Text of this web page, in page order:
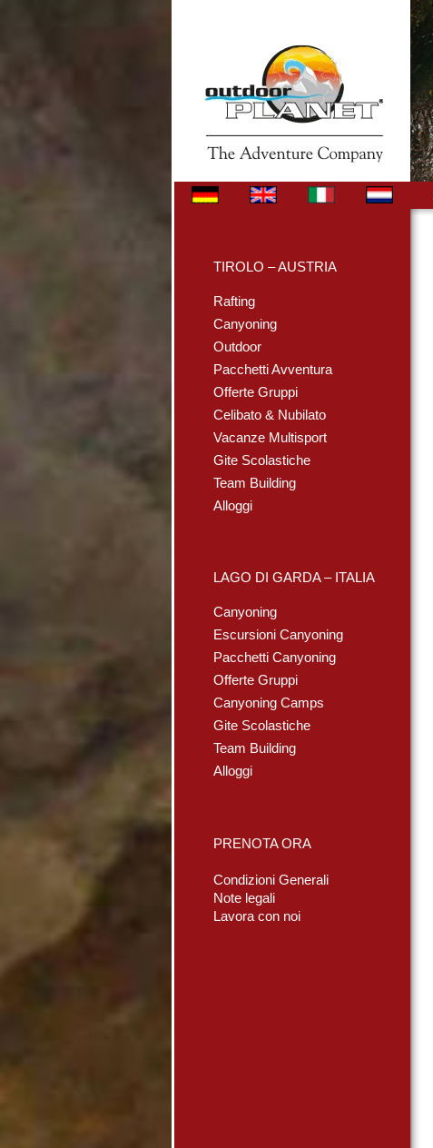
TIROLO – AUSTRIA
Rafting
Canyoning
Outdoor
Pacchetti Avventura
Offerte Gruppi
Celibato & Nubilato
Vacanze Multisport
Gite Scolastiche
Team Building
Alloggi
LAGO DI GARDA – ITALIA
Canyoning
Escursioni Canyoning
Pacchetti Canyoning
Offerte Gruppi
Canyoning Camps
Gite Scolastiche
Team Building
Alloggi
PRENOTA ORA
Condizioni Generali
Note legali
Lavora con noi